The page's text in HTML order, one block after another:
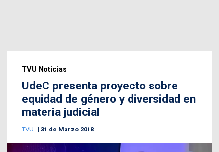
TVU Noticias
UdeC presenta proyecto sobre
equidad de género y diversidad en
materia judicial
TVU 31 de Marzo 2018